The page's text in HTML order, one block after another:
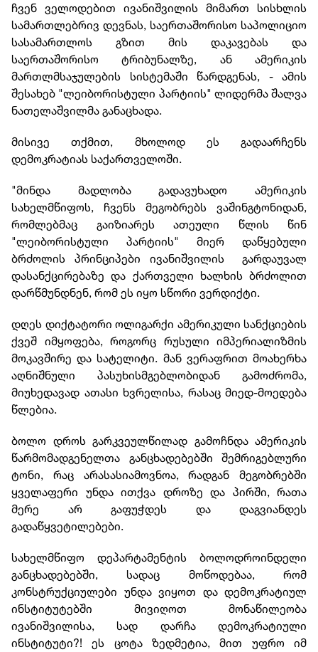
ჩვენ ველოდებით ივანიშვილის მიმართ სისხლის
სამართლებრივ დევნას, საერთაშორისო საპოლიციო
სასამართლოს გზით მის დაკავებას და
საერთაშორისო ტრიბუნალზე, ან ამერიკის
მართლმსაჯულების სისტემაში წარდგენას, - ამის
შესახებ "ლეიბორისტული პარტიის" ლიდერმა შალვა
ნათელაშვილმა განაცხადა.
მისივე თქმით, მხოლოდ ეს გადაარჩენს
დემოკრატიას საქართველოში.
"მინდა მადლობა გადავუხადო ამერიკის
სახელმწიფოს, ჩვენს მეგობრებს ვაშინგტონიდან,
რომლებმაც გაიზიარეს ათეული წლის წინ
"ლეიბორისტული პარტიის" მიერ დაწყებული
ბრძოლის პრინციპები ივანიშვილის გარდაუვალ
დასანქცირებაზე და ქართველი ხალხის ბრძოლით
დარწმუნდნენ, რომ ეს იყო სწორი ვერდიქტი.
დღეს დიქტატორი ოლიგარქი ამერიკული სანქციების
ქვეშ იმყოფება, როგორც რუსული იმპერიალიზმის
მოკავშირე და სატელიტი. მან ვერაფრით მოახერხა
აღნიშნული პასუხისმგებლობიდან გამოძრომა,
მიუხედავად ათასი ხვრელისა, რასაც მიედ-მოედება
წლებია.
ბოლო დროს გარკვეულწილად გამოჩნდა ამერიკის
წარმომადგენელთა განცხადებებში შემრიგებლური
ტონი, რაც არასასიამოვნოა, რადგან მეგობრებში
ყველაფერი უნდა ითქვა დროზე და პირში, რათა
მერე არ გაფუჭდეს და დაგვიანდეს
გადაწყვეტილებები.
სახელმწიფო დეპარტამენტის ბოლოდროინდელი
განცხადებებში, სადაც მოწოდებაა, რომ
კონსტრუქციულები უნდა ვიყოთ და დემოკრატიულ
ინსტიტუტებში მივიღოთ მონაწილეობა
ივანიშვილისა, სად დარჩა დემოკრატიული
ინსტიტუტი?! ეს ცოტა ზედმეტია, მით უფრო იმ